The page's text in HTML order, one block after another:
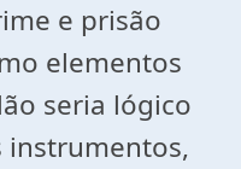
e prisão
elementos
seria lógico
instrumentos,